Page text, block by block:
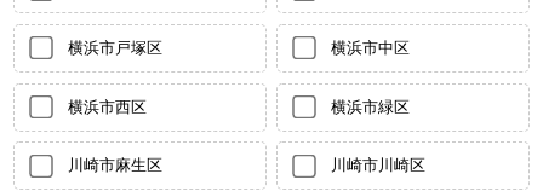
横浜市戸塚区 横浜市中区
横浜市西区 横浜市緑区
川崎市麻生区 川崎市川崎区